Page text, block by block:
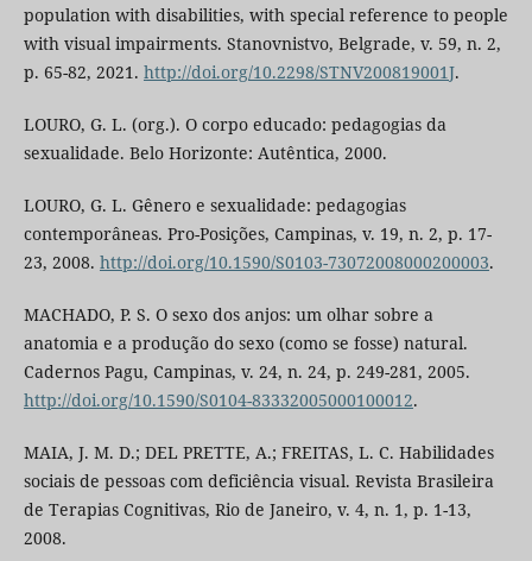
population with disabilities, with special reference to people
with visual impairments. Stanovnistvo, Belgrade, v. 59, n. 2,
p. 65-82, 2021. http://doi.org/10.2298/STNV200819001J.
LOURO, G. L. (org.). O corpo educado: pedagogias da
sexualidade. Belo Horizonte: Autêntica, 2000.
LOURO, G. L. Gênero e sexualidade: pedagogias
contemporâneas. Pro-Posições, Campinas, v. 19, n. 2, p. 17-
23, 2008. http://doi.org/10.1590/S0103-73072008000200003.
MACHADO, P. S. O sexo dos anjos: um olhar sobre a
anatomia e a produção do sexo (como se fosse) natural.
Cadernos Pagu, Campinas, v. 24, n. 24, p. 249-281, 2005.
http://doi.org/10.1590/S0104-83332005000100012.
MAIA, J. M. D.; DEL PRETTE, A.; FREITAS, L. C. Habilidades
sociais de pessoas com deficiência visual. Revista Brasileira
de Terapias Cognitivas, Rio de Janeiro, v. 4, n. 1, p. 1-13,
2008.